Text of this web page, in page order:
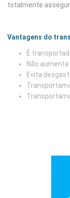
totalmente
Vantagens do
É
Não
Evita